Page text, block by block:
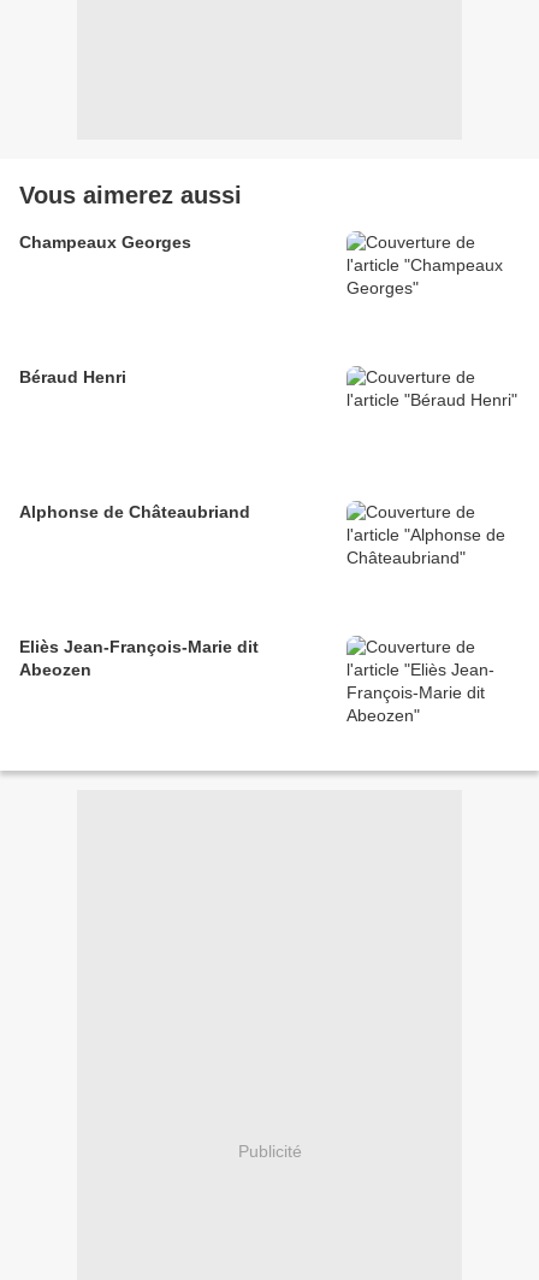
Vous aimerez aussi
Champeaux Georges
Béraud Henri
Alphonse de Châteaubriand
Eliès Jean-François-Marie dit
Abeozen
Publicité